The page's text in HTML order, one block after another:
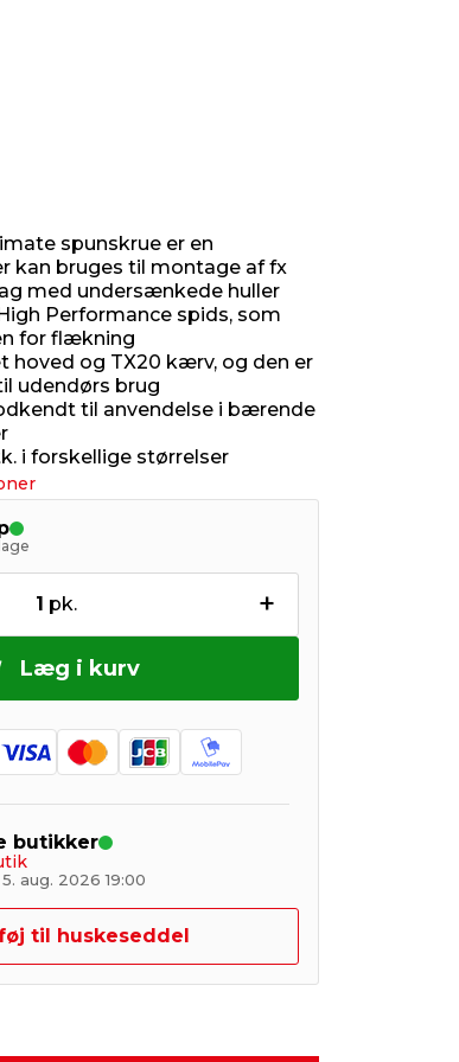
spunskrue er en
kan bruges til montage af fx
med undersænkede huller
Performance spids, som
for flækning
hoved og TX20 kærv, og den er
udendørs brug
til anvendelse i bærende
i forskellige størrelser
1 pk. +
Læg i kurv
butikker
aug. 2026 19:00
til huskeseddel